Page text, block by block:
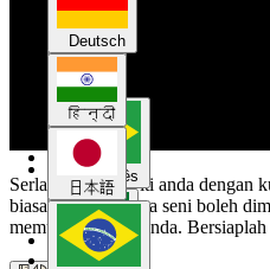
हिन्दी
日本語
Português
العربية
Deutsch
हिन्दी
日本語
Serlahkan kreativiti anda dengan
biasa menjadi karya seni boleh
memukau tetamu anda.